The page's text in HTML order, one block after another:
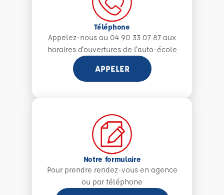
Téléphone
Appelez-nous au 04 90 33 07 87 aux
horaires d'ouvertures de l'auto-école
APPELER
Notre formulaire
Pour prendre rendez-vous en agence
ou par téléphone